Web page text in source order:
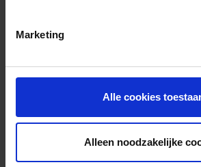
Marketing
Alle cookies
Alleen noodzakelijke